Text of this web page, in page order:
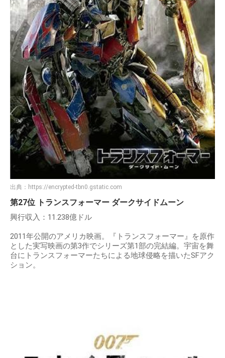
出典： https://encrypted-tbn0.gstatic.com
第27位 トランスフォーマー ダークサイドムーン
興行収入：11.238億ドル
2011年公開のアメリカ映画。『トランスフォーマー』を原作
とした実写映画の第3作でシリーズ第1部の完結編。宇宙を舞
台にトランスフォーマーたちによる地球侵略を描いたSFアク
ション。